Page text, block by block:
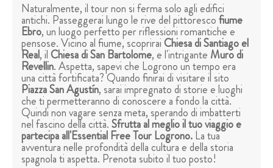
Naturalmente, il tour non si ferma solo agli edifici
antichi. Passeggerai lungo le rive del pittorescofiume
Ebro, un luogo perfetto per riflessioni romantiche e
pensose. Vicino al fiume, scopriraiChiesa di Santiago el
Real, ilChiesa di San Bartolome, e l'intrigante Muro di
Revellin. Aspetta, sapevi che Logrono un tempo era
una città fortificata? Quando finirai di visitare il sito
Piazza San Agustín, sarai impregnato di storie e luoghi
che ti permetteranno di conoscere a fondo la città.
Quindi non vagare senza meta, sperando di imbatterti
nel fascino della città.Sfrutta al meglio il tuo viaggio e
partecipa all'Essential Free Tour Logrono.La tua
avventura nelle profondità della cultura e della storia
spagnola ti aspetta. Prenota subito il tuo posto!